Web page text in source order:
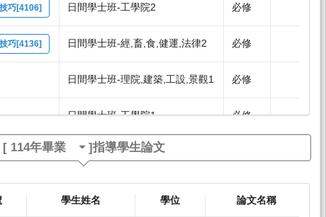
巧[4106] 日間學士班-工學院2 必修
巧[4136] 日間學士班-經,畜,食,健運,法律2 必修
日間學士班-理院,建築,工設,景觀1 必修
日間學士班-工學院1 必修
巧[4087] 日間學士班-文學院2
日間學士班-工學院2 必修
[ 114年畢業 ]指導學生論文
學生姓名 學位 論文名稱